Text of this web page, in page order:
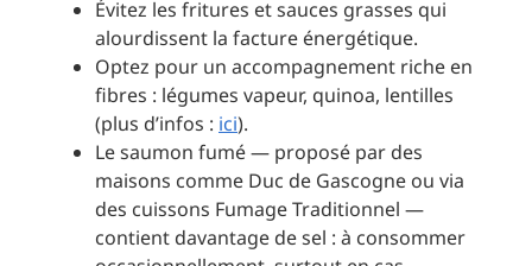
Évitez les fritures et sauces grasses qui
alourdissent la facture énergétique.
Optez pour un accompagnement riche en
fibres : légumes vapeur, quinoa, lentilles
(plus d’infos : ici).
Le saumon fumé — proposé par des
maisons comme Duc de Gascogne ou via
des cuissons Fumage Traditionnel —
contient davantage de sel : à consommer